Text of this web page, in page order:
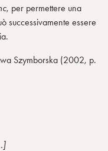
, per permettere una
successivamente essere
Szymborska (2002, p.